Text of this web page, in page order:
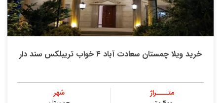
خرید ویلا چمستان سعادت آباد ۴ خواب تریبلکس سند دار
متــــراژ
شهر